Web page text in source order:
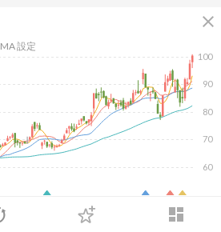
dashboard
登入
close
60
70
80
90
100
MA 設定